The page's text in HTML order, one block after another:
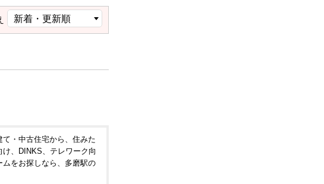
・中古住宅から、住みた
、DINKS、テレワーク向
をお探しなら、多磨駅の